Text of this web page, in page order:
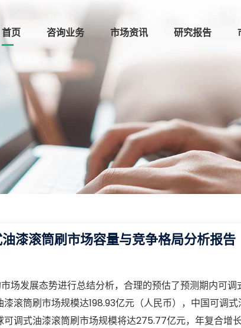
首页 咨询业务 市场资讯 研究报告
漆滚筒刷市场容量与竞争格局分析报告
场发展态势进行总结分析，合理的预估了预测期内可调
滚筒刷市场规模达198.93亿元（人民币），中国可调式
调式油漆滚筒刷市场规模将达275.77亿元，年复合增